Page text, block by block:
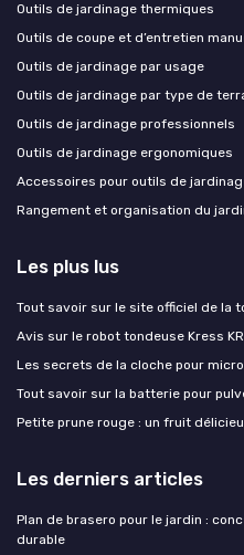
Outils de jardinage thermiques
Outils de coupe et d’entretien
Outils de jardinage par usage
Outils de jardinage par type de
Outils de jardinage professionnels
Outils de jardinage ergonomiques
Accessoires pour outils de
Rangement et organisation du
Les plus lus
Tout savoir sur le site officiel de la
Avis sur le robot tondeuse Kress
Les secrets de la cloche pour
Tout savoir sur la batterie pour
Petite prune rouge : un fruit
Les derniers articles
Plan de brasero pour le jardin :
durable